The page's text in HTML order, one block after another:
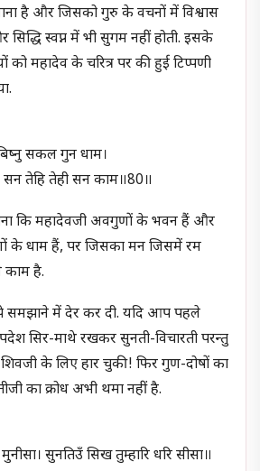
है और जिसको गुरु के वचनों में विश्वास
स्वप्न में भी सुगम नहीं होती. इसके
को महादेव के चरित्र पर की हुई टिप्पणी
सकल गुन धाम।
तेहि तेही सन काम॥80॥
कि महादेवजी अवगुणों के भवन हैं और
के धाम हैं, पर जिसका मन जिसमें रम
काम है.
समझाने में देर कर दी. यदि आप पहले
सिर-माथे रखकर सुनती-विचारती परन्तु
के लिए हार चुकी! फिर गुण-दोषों का
का क्रोध अभी थमा नहीं है.
सुनतिउँ सिख तुम्हारि धरि सीसा॥